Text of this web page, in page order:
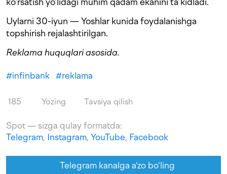
Uylarni 30-iyun — Yoshlar kunida foydalanishga
topshirish rejalashtirilgan.
Reklama huquqlari asosida.
#infinbank #reklama
185 Yozing Tavsiya qilish
Spot — sizga qulay formatda:
Telegram, Instagram, YouTube, Facebook
Telegram kanalga a'zo bo‘ling